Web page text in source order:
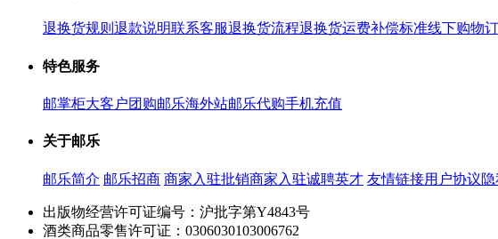
退换货规则 退款说明联系客服退换货流程退换货运费补偿标准线下购物
特色服务
邮掌柜大客户团购邮乐海外站邮乐代购手机充值
关于邮乐
邮乐简介 邮乐招商 商家入驻批销商家入驻诚聘英才 友情链接用户协议
出版物经营许可证编号：沪批字第Y4843号
酒类商品零售许可证：0306030103006762